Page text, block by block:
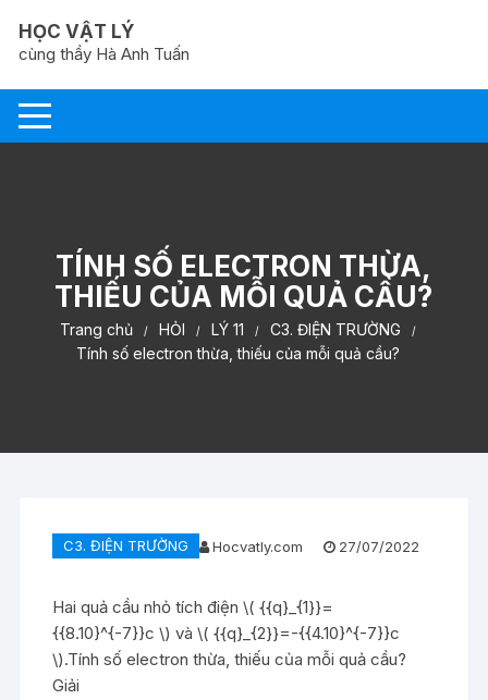
nội
dung
HỌC VẬT LÝ
cùng thầy Hà Anh Tuấn
TÍNH SỐ ELECTRON THỪA,
THIẾU CỦA MỖI QUẢ CẦU?
Trang chủ HỎI LÝ 11
C3. ĐIỆN TRƯỜNG
Tính số electron thừa, thiếu của mỗi quả cầu?
C3. ĐIỆN TRƯỜNG Hocvatly.com 27/07/2022
Hai quả cầu nhỏ tích điện \( {{q}_{1}}=
{{8.10}^{-7}}c \) và \( {{q}_{2}}=-{{4.10}^{-7}}c
\).Tính số electron thừa, thiếu của mỗi quả cầu?
Giải